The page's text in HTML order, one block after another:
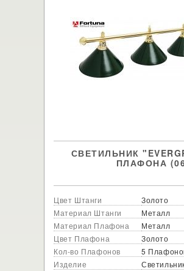
СВЕТИЛЬНИК
ПЛАФОНА
Цвет Штанги
Золото
Материал Штанги
Металл
Материал Плафона
Металл
Цвет Плафона
Золото
Кол-во Плафонов
5
Изделие